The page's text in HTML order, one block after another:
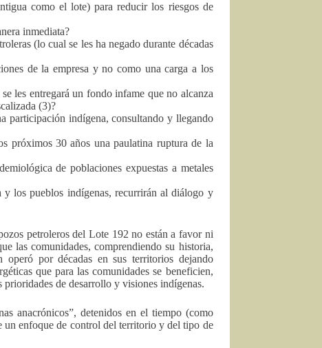
como el lote) para reducir los riesgos de
inmediata?
(lo cual se les ha negado durante décadas
de la empresa y no como una carga a los
les entregará un fondo infame que no alcanza
(3)?
participación indígena, consultando y llegando
próximos 30 años una paulatina ruptura de la
de poblaciones expuestas a metales
y los pueblos indígenas, recurrirán al diálogo y
petroleros del Lote 192 no están a favor ni
las comunidades, comprendiendo su historia,
operó por décadas en sus territorios dejando
que para las comunidades se beneficien,
de desarrollo y visiones indígenas.
anacrónicos”, detenidos en el tiempo (como
un enfoque de control del territorio y del tipo de